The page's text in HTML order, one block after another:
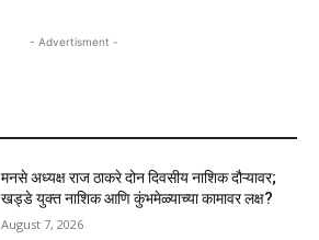
- Advertisment -
मनसे अध्यक्ष राज ठाकरे दोन दिवसीय नाशिक दौऱ्यावर;
खड्डे युक्त नाशिक आणि कुंभमेळ्याच्या कामावर लक्ष?
August 7, 2026